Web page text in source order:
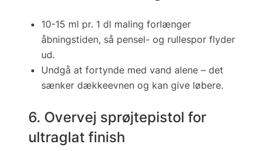
10-15 ml pr. 1 dl maling forlænger
åbningstiden, så pensel- og rullespor flyder
ud.
Undgå at fortynde med vand alene – det
sænker dækkeevnen og kan give løbere.
6. Overvej sprøjtepistol for
ultraglat finish